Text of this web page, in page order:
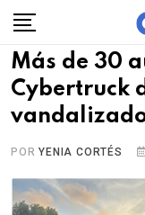
Skip
content
Más de 30
Cybertruck
PORYENIA CORTÉS